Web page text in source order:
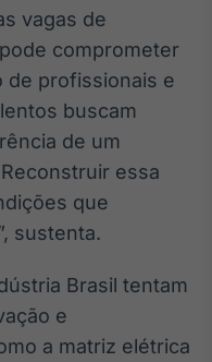
vagas de
comprometer
de profissionais e
buscam
de um
essa
que
sustenta.
Brasil tentam
e
a matriz elétrica